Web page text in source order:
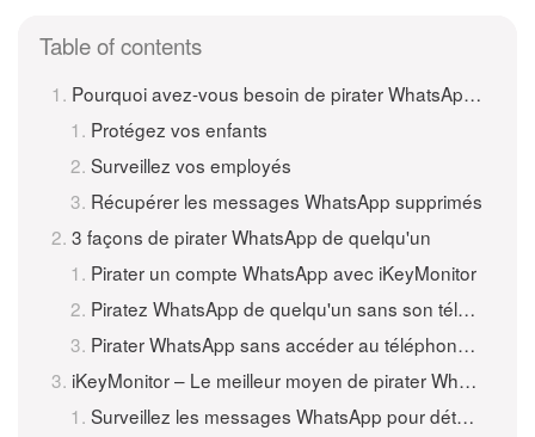
Table of contents
Pourquoi avez-vous besoin de pirater WhatsApp de quelqu'un?
Protégez vos enfants
Surveillez vos employés
Récupérer les messages WhatsApp supprimés
3 façons de pirater WhatsApp de quelqu'un
Pirater un compte WhatsApp avec iKeyMonitor
Piratez WhatsApp de quelqu'un sans son téléphone avec WhatsApp Web
Pirater WhatsApp sans accéder au téléphone à l'aide de la méthode d'usurpation d'identité
iKeyMonitor – Le meilleur moyen de pirater WhatsApp dans l'ensemble
Surveillez les messages WhatsApp pour détecter les mots suspects